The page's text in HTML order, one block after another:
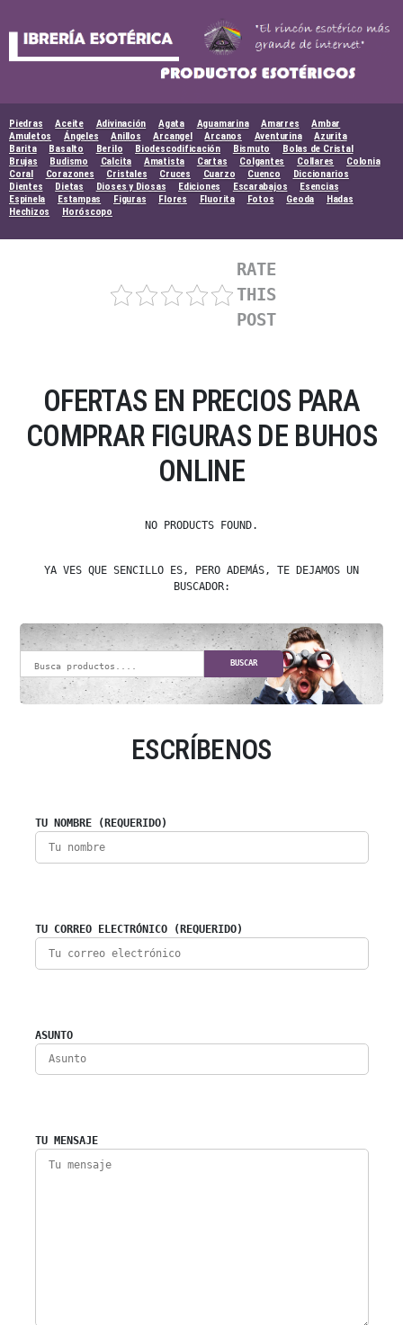
Piedras Aceite Adivinación Agata Aguamarina Amarres
Ambar
Amuletos
Ángeles Anillos Arcangel Arcanos Aventurina
Azurita
Barita
Basalto Berilo Biodescodificación Bismuto
Bolas de Cristal
Brujas
Budismo Calcita Amatista Cartas Colgantes Collares
Colonia
Coral
Corazones Cristales Cruces Cuarzo Cuenco
Diccionarios
Dientes
Dietas Dioses y Diosas Ediciones Escarabajos
Esencias
Espinela
Estampas Figuras Flores Fluorita Fotos Geoda
Hadas
Hechizos
Horóscopo
RATE
THIS
POST
OFERTAS EN PRECIOS PARA
COMPRAR FIGURAS DE BUHOS
ONLINE
NO PRODUCTS FOUND.
YA VES QUE SENCILLO ES, PERO ADEMÁS, TE DEJAMOS UN
BUSCADOR:
BUSCAR
ESCRÍBENOS
TU NOMBRE (REQUERIDO)
TU CORREO ELECTRÓNICO (REQUERIDO)
ASUNTO
TU MENSAJE